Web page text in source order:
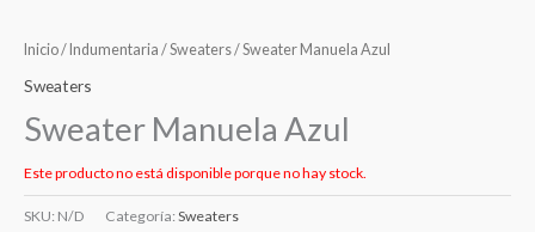
Inicio/ Indumentaria /Sweaters/ Sweater Manuela Azul
Sweaters
Sweater Manuela Azul
Este producto no está disponible porque no hay stock.
SKU: N/D Categoría: Sweaters